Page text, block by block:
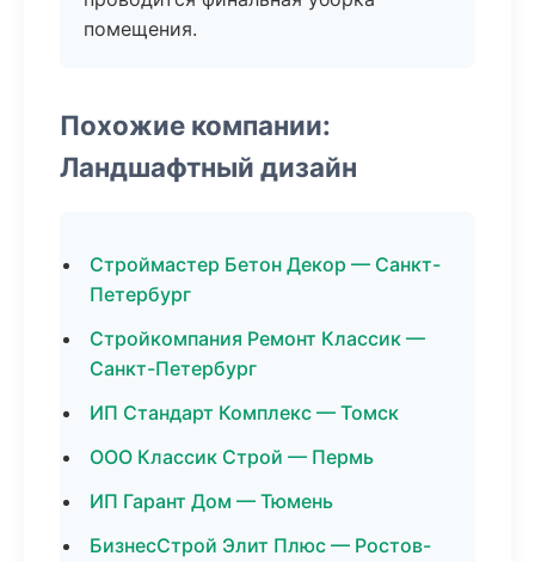
помещения.
Похожие компании:
Ландшафтный дизайн
Строймастер Бетон Декор — Санкт-
Петербург
Стройкомпания Ремонт Классик —
Санкт-Петербург
ИП Стандарт Комплекс — Томск
ООО Классик Строй — Пермь
ИП Гарант Дом — Тюмень
БизнесСтрой Элит Плюс — Ростов-